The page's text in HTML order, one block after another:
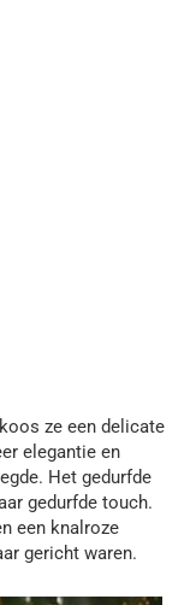
ze een delicate
elegantie en
Het gedurfde
gedurfde touch.
een knalroze
gericht waren.